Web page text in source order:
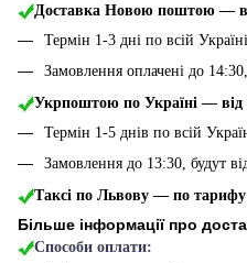
Доставка Новою поштою —
Термін 1-3 дні по всій
Замовлення оплачені до
Укрпоштою по Україні — від
Термін 1-5 днів по всій
Замовлення до 13:30, будут
Таксі по Львову — по тарифу
Більше інформації про
Способи оплати: